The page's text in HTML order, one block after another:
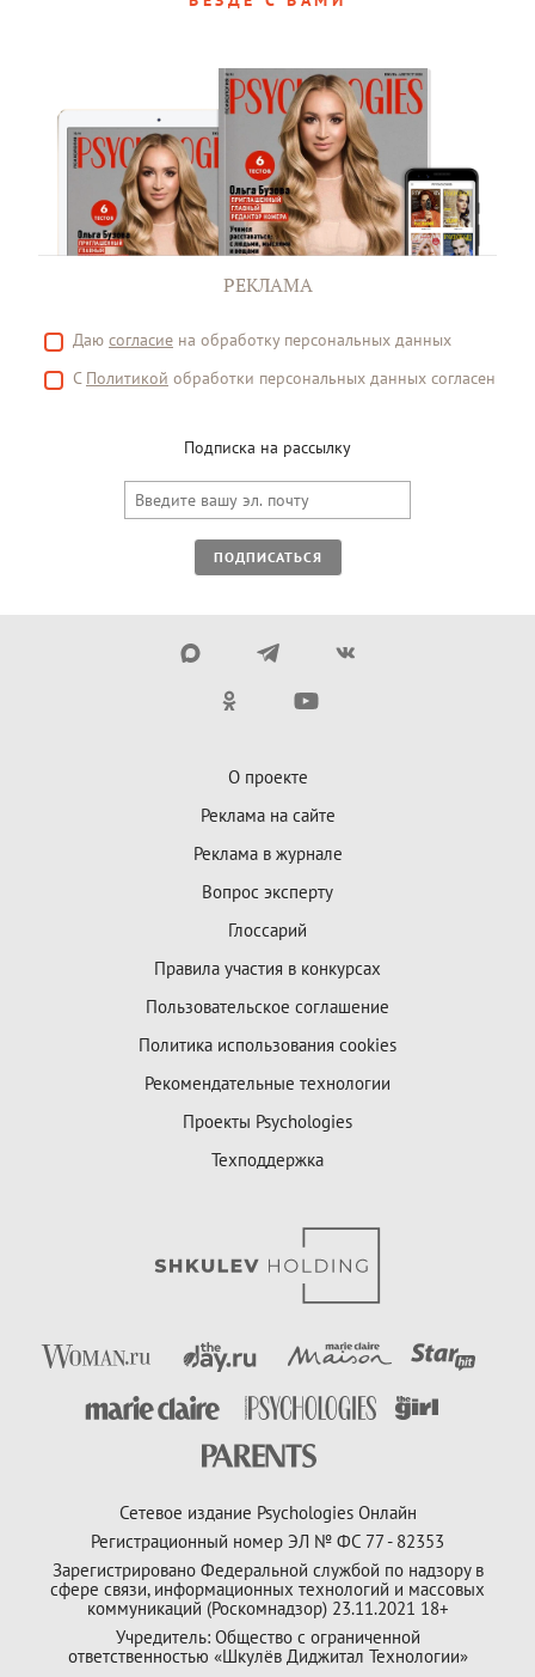
РЕКЛАМА
Даю согласие на обработку персональных данных
С Политикой обработки персональных данных согласен
Подписка на рассылку
ПОДПИСАТЬСЯ
О проекте
Реклама на сайте
Реклама в журнале
Вопрос эксперту
Глоссарий
Правила участия в конкурсах
Пользовательское соглашение
Политика использования cookies
Рекомендательные технологии
Проекты Psychologies
Техподдержка
Сетевое издание Psychologies Онлайн
Регистрационный номер ЭЛ № ФС 77 - 82353
Зарегистрировано Федеральной службой по надзору в
сфере связи, информационных технологий и массовых
коммуникаций (Роскомнадзор) 23.11.2021 18+
Учредитель: Общество с ограниченной
ответственностью «Шкулёв Диджитал Технологии»